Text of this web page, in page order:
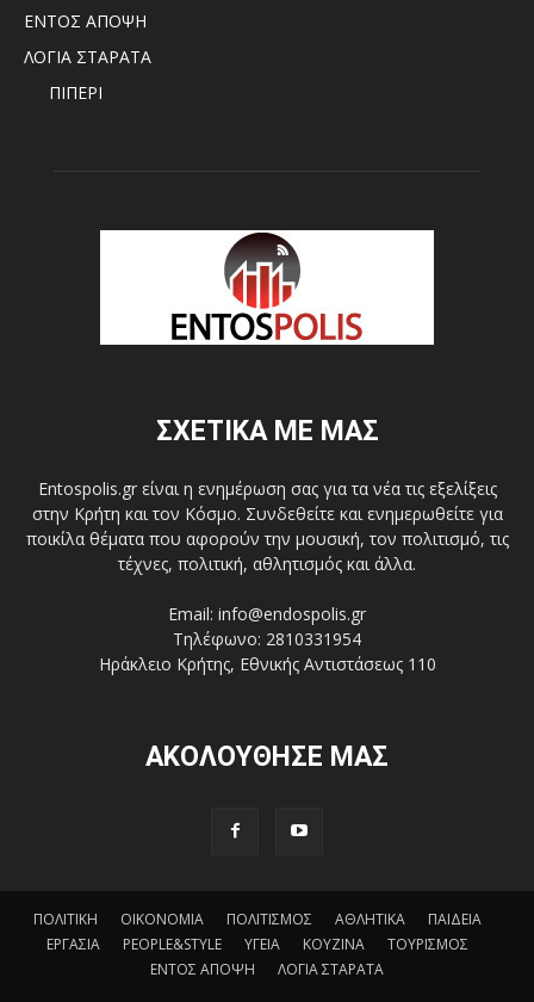
ΕΝΤΟΣ ΑΠΟΨΗ
ΛΟΓΙΑ ΣΤΑΡΑΤΑ
ΠΙΠΕΡΙ
ΣΧΕΤΙΚΑ ΜΕ ΜΑΣ
Entospolis.gr είναι η ενημέρωση σας για τα νέα τις εξελίξεις
στην Κρήτη και τον Κόσμο. Συνδεθείτε και ενημερωθείτε για
ποικίλα θέματα που αφορούν την μουσική, τον πολιτισμό, τις
τέχνες, πολιτική, αθλητισμός και άλλα.
Email: info@endospolis.gr
Τηλέφωνο: 2810331954
Ηράκλειο Κρήτης, Εθνικής Αντιστάσεως 110
ΑΚΟΛΟΥΘΗΣΕ ΜΑΣ
ΠΟΛΙΤΙΚΗ ΟΙΚΟΝΟΜΙΑ ΠΟΛΙΤΙΣΜΟΣ ΑΘΛΗΤΙΚΑ
ΠΑΙΔΕΙΑ
ΕΡΓΑΣΙΑ
PEOPLE&STYLE ΥΓΕΙΑ ΚΟΥΖΙΝΑ
ΤΟΥΡΙΣΜΟΣ
ΕΝΤΟΣ ΑΠΟΨΗ
ΛΟΓΙΑ ΣΤΑΡΑΤΑ